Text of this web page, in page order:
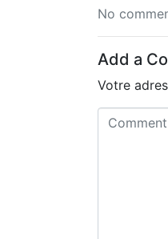
No
Add a
Votre